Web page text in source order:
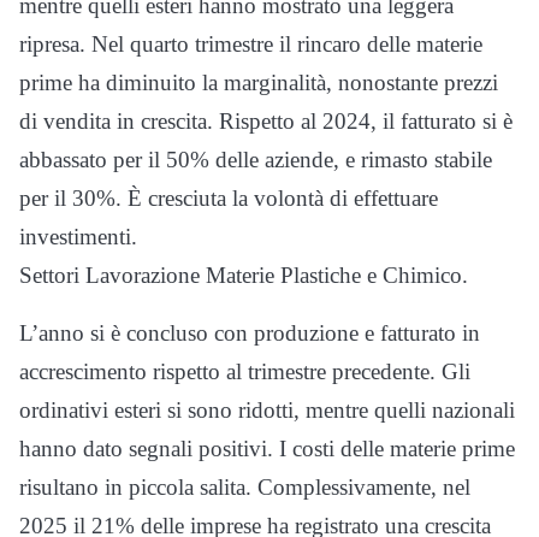
mentre quelli esteri hanno mostrato una leggera
ripresa. Nel quarto trimestre il rincaro delle materie
prime ha diminuito la marginalità, nonostante prezzi
di vendita in crescita. Rispetto al 2024, il fatturato si è
abbassato per il 50% delle aziende, e rimasto stabile
per il 30%. È cresciuta la volontà di effettuare
investimenti.
Settori Lavorazione Materie Plastiche e Chimico.
L’anno si è concluso con produzione e fatturato in
accrescimento rispetto al trimestre precedente. Gli
ordinativi esteri si sono ridotti, mentre quelli nazionali
hanno dato segnali positivi. I costi delle materie prime
risultano in piccola salita. Complessivamente, nel
2025 il 21% delle imprese ha registrato una crescita